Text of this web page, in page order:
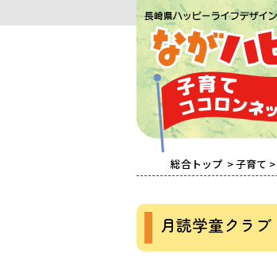
総合トップ >子育て >
月読学童クラブ